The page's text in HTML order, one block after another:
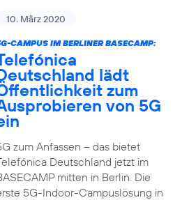
10. März 2020
CAMPUS IM BERLINER BASECAMP:
lädt
zum
von 5G
zum Anfassen – das bietet
Deutschland jetzt im
mitten in Berlin. Die
5G-Indoor-Campuslösung in